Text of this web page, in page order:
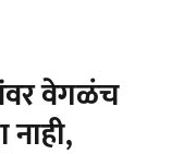
वेगळंच